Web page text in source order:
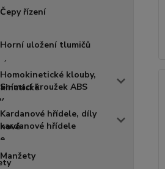
Čepy řízení
Horní uložení tlumičů
Homokinetické klouby,
Snímací kroužek ABS
Kardanové hřídele, díly
kardanové hřídele
Manžety